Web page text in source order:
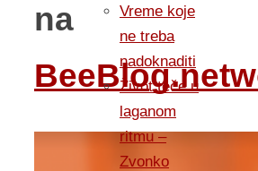
na
Vreme koje
ne treba
nadoknaditi
Život teče u
laganom
ritmu –
Zvonko